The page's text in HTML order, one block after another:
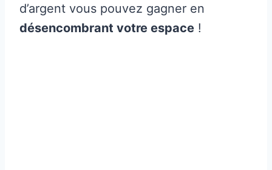
d’argent vous pouvez gagner en
désencombrant votre espace !